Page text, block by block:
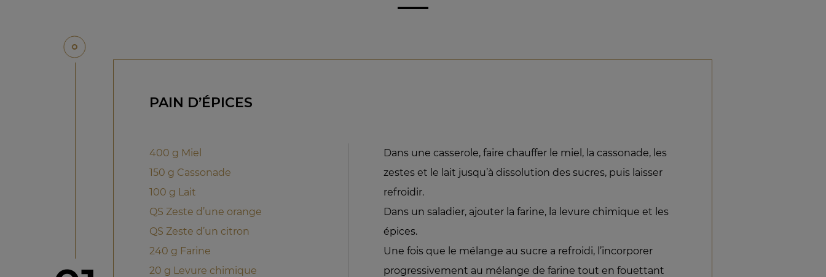
PAIN D’ÉPICES
400 g Miel
150 g Cassonade
100 g Lait
QS Zeste d’une orange
QS Zeste d’un citron
240 g Farine
20 g Levure chimique
Dans une casserole, faire chauffer le miel, la cassonade, les
zestes et le lait jusqu’à dissolution des sucres, puis laisser
refroidir.
Dans un saladier, ajouter la farine, la levure chimique et les
épices.
Une fois que le mélange au sucre a refroidi, l’incorporer
progressivement au mélange de farine tout en fouettant